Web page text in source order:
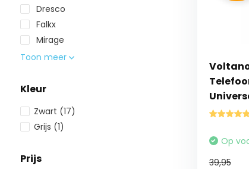
Dresco
Falkx
Mirage
Toon meer
Kleur
Zwart (17)
Grijs (1)
Prijs
Op
39,95